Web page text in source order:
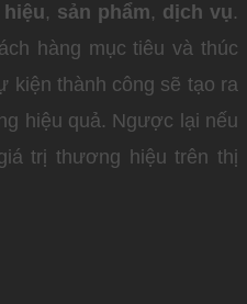
, sản phẩm, dịch vụ.
hàng mục tiêu và thúc
kiện thành công sẽ tạo ra
hiệu quả. Ngược lại nếu
trị thương hiệu trên thị